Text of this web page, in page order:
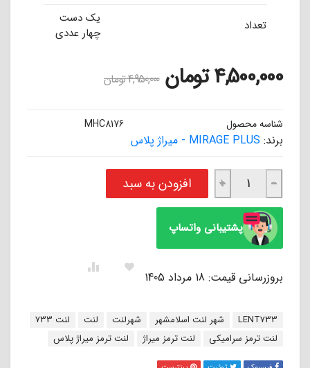
تعداد
یک دست
چهار عددی
4,500,000تومان 4,950,000تومان
شناسه محصول MHC8176
برند: MIRAGE PLUS - میراژ پلاس
لنت ترمز فیبر کربن جلو هیوندا I20 وارداتی میراژ پلاس انگلستان MIRAGE عدد
−
+ افزودن به سبد
پشتیبانی واتساپ
بروزرسانی قیمت: 18 مرداد 1405
برچسب:
LENT733 شهر لنت اسلامشهر شهرلنت لنت
لنت 733
لنت ترمز سرامیکی
لنت ترمز میراژ لنت ترمز میراژ پلاس